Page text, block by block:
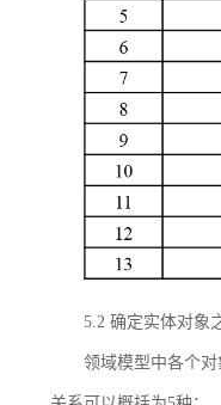
5.2 确定实体对象
领域模型中各个